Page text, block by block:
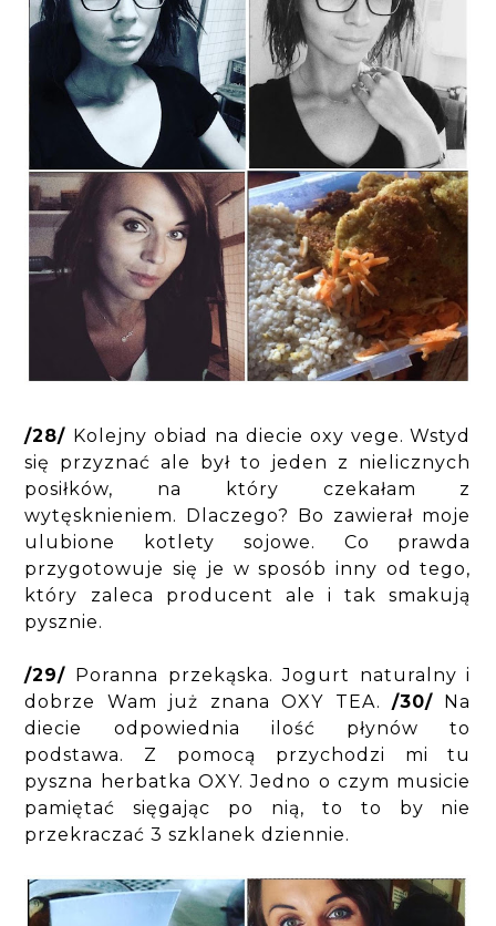
/28/ Kolejny obiad na diecie oxy vege. Wstyd
się przyznać ale był to jeden z nielicznych
posiłków, na który czekałam z
wytęsknieniem. Dlaczego? Bo zawierał moje
ulubione kotlety sojowe. Co prawda
przygotowuje się je w sposób inny od tego,
który zaleca producent ale i tak smakują
pysznie.
/29/ Poranna przekąska. Jogurt naturalny i
dobrze Wam już znana OXY TEA. /30/Na
diecie odpowiednia ilość płynów to
podstawa. Z pomocą przychodzi mi tu
pyszna herbatka OXY. Jedno o czym musicie
pamiętać sięgając po nią, to to by nie
przekraczać 3 szklanek dziennie.